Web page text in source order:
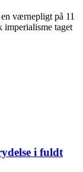
værnepligt på 11
imperialisme taget
i fuldt